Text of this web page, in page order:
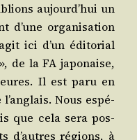
aujourd’hui un
d’une orga­ni­sa­tion
ici d’un édi­to­rial
de la FA japo­naise,
Il est paru en
Nous espé­
que cela sera pos­
d’autres régions, à